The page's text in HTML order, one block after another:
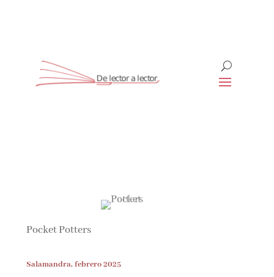
Pocket Potters
Salamandra, febrero 2025
Suscríbete
Únete a nuestra comunidad de amantes de la